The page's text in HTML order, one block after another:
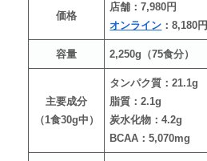
価格
店舗：7,980円
オンライン ：8,180円
容量 2,250g（75食分）
主要成分
（1食30g中）
タンパク質：21.1g
脂質：2.1g
炭水化物：4.2g
BCAA：5,070mg